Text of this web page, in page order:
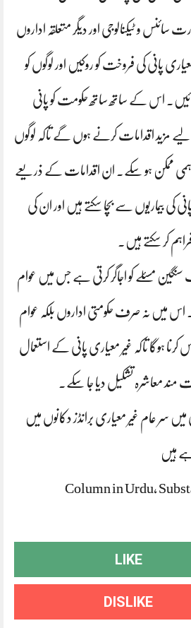
و ٹیکنالوجی اور دیگر متعلقہ اداروں
پانی کی فروخت کو روکیں اور لوگوں کو
اس کے ساتھ ساتھ حکومت کو پانی
لیے مزید اقدامات کرنے ہوں گے تاکہ لوگوں
ممکن ہو سکے۔ ان اقدامات کے ذریعے
کی بیماریوں سے بچا سکتے ہیں اور ان کی
کر سکتے ہیں۔
سنگین مسئلے کو اجاگر کرتی ہے جس میں عوام
نہ صرف حکومتی اداروں بلکہ عوام
کرنا ہوگا تاکہ غیر معیاری پانی کے استعمال
معاشرہ تشکیل دیا جا سکے۔
عام غیر معیاری برانڈز دکانوں میں
ہیں
Column in Urdu,
LIKE
DISLIKE